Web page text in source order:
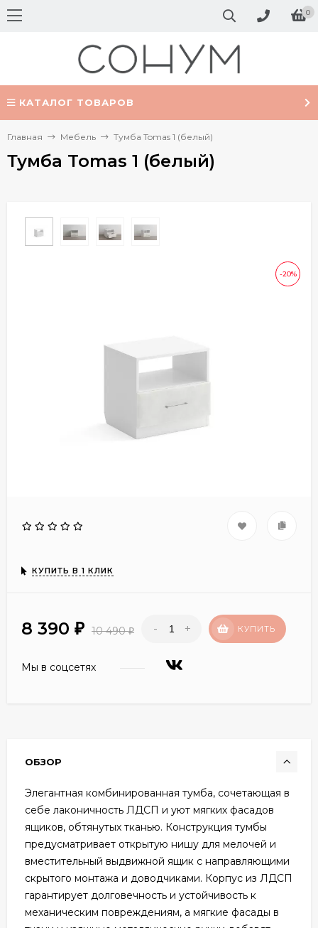
0
КАТАЛОГ ТОВАРОВ
Главная Мебель Тумба Tomas 1 (белый)
Тумба Tomas 1 (белый)
-20%
КУПИТЬ В 1 КЛИК
8 390 ₽ 10 490₽ - + КУПИТЬ
Мы в соцсетях
ОБЗОР
Элегантная комбинированная тумба, сочетающая в
себе лаконичность ЛДСП и уют мягких фасадов
ящиков, обтянутых тканью. Конструкция тумбы
предусматривает открытую нишу для мелочей и
вместительный выдвижной ящик с направляющими
скрытого монтажа и доводчиками. Корпус из ЛДСП
гарантирует долговечность и устойчивость к
механическим повреждениям, а мягкие фасады в